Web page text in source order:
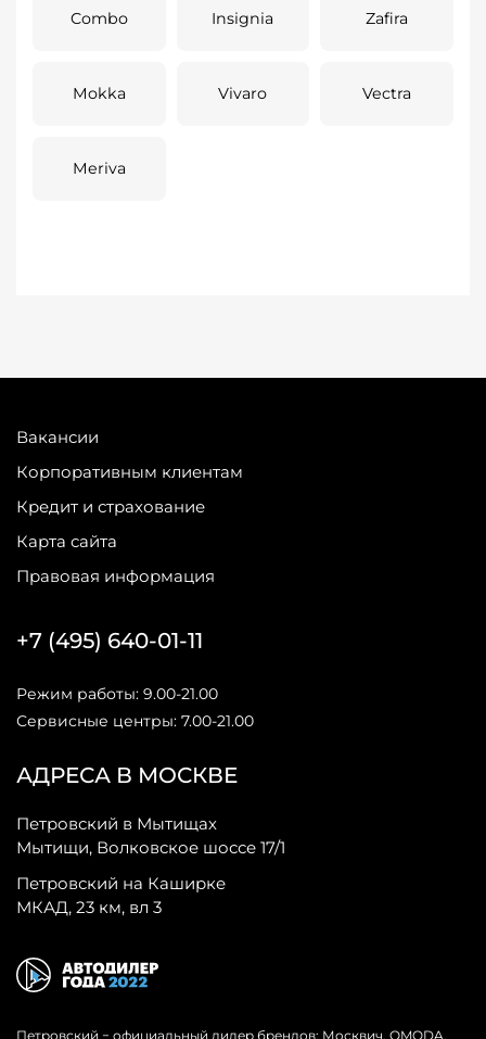
Combo Insignia Zafira
Mokka Vivaro Vectra
Meriva
Вакансии
Корпоративным клиентам
Кредит и страхование
Карта сайта
Правовая информация
АДРЕСА В МОСКВЕ
Петровский в Мытищах
Мытищи, Волковское шоссе 17/1
Петровский на Каширке
МКАД, 23 км, вл 3
+7 (495) 640-01-11
Режим работы: 9.00-21.00
Сервисные центры: 7.00-21.00
Петровский − официальный дилер брендов: Москвич, OMODA,